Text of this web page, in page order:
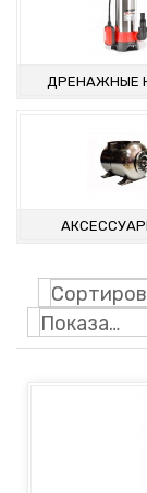
ДРЕНАЖНЫЕ
Показать: 24